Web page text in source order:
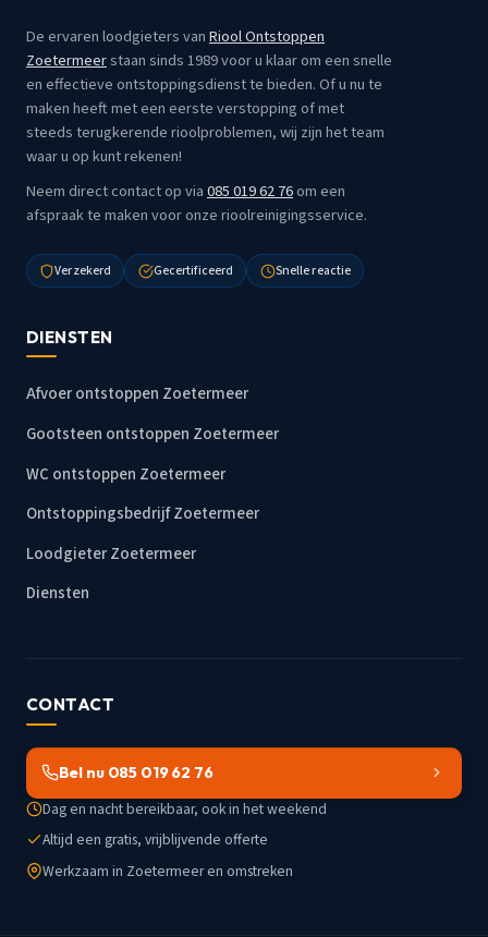
De ervaren loodgieters vanRiool Ontstoppen
Zoetermeerstaan sinds 1989 voor u klaar om een snelle
en effectieve ontstoppingsdienst te bieden. Of u nu te
maken heeft met een eerste verstopping of met
steeds terugkerende rioolproblemen, wij zijn het team
waar u op kunt rekenen!
Neem direct contact op via085 019 62 76om een
afspraak te maken voor onze rioolreinigingsservice.
Verzekerd Gecertificeerd Snelle reactie
DIENSTEN
Afvoer ontstoppen Zoetermeer
Gootsteen ontstoppen Zoetermeer
WC ontstoppen Zoetermeer
Ontstoppingsbedrijf Zoetermeer
Loodgieter Zoetermeer
Diensten
CONTACT
Bel nu 085 019 62 76
Dag en nacht bereikbaar, ook in het weekend
Altijd een gratis, vrijblijvende offerte
Werkzaam in Zoetermeer en omstreken